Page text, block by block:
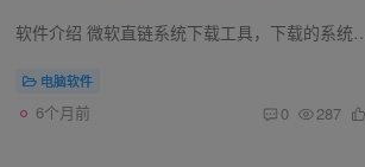
软件介绍 微软直链系统下载工具，下载的系统
电脑软件
6个月前 0 287